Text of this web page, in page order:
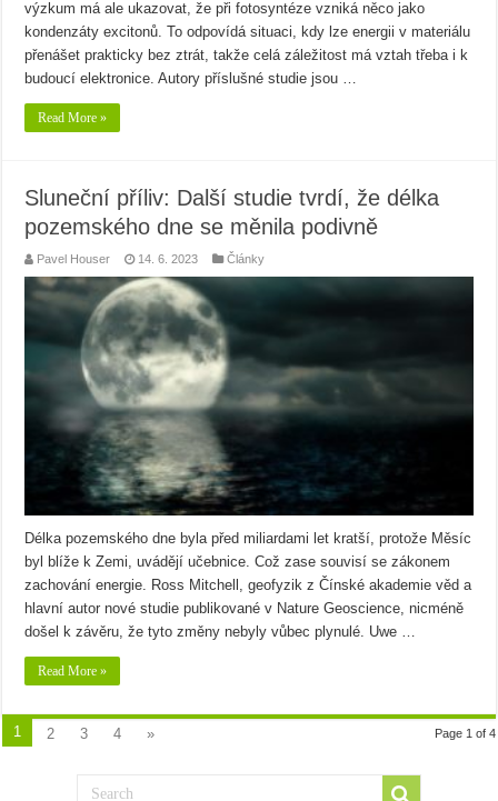
výzkum má ale ukazovat, že při fotosyntéze vzniká něco jako
kondenzáty excitonů. To odpovídá situaci, kdy lze energii v materiálu
přenášet prakticky bez ztrát, takže celá záležitost má vztah třeba i k
budoucí elektronice. Autory příslušné studie jsou …
Read More »
Sluneční příliv: Další studie tvrdí, že délka
pozemského dne se měnila podivně
Pavel Houser 14. 6. 2023 Články
Délka pozemského dne byla před miliardami let kratší, protože Měsíc
byl blíže k Zemi, uvádějí učebnice. Což zase souvisí se zákonem
zachování energie. Ross Mitchell, geofyzik z Čínské akademie věd a
hlavní autor nové studie publikované v Nature Geoscience, nicméně
došel k závěru, že tyto změny nebyly vůbec plynulé. Uwe …
Read More »
Page 1 of 4
1 2 3 4 »